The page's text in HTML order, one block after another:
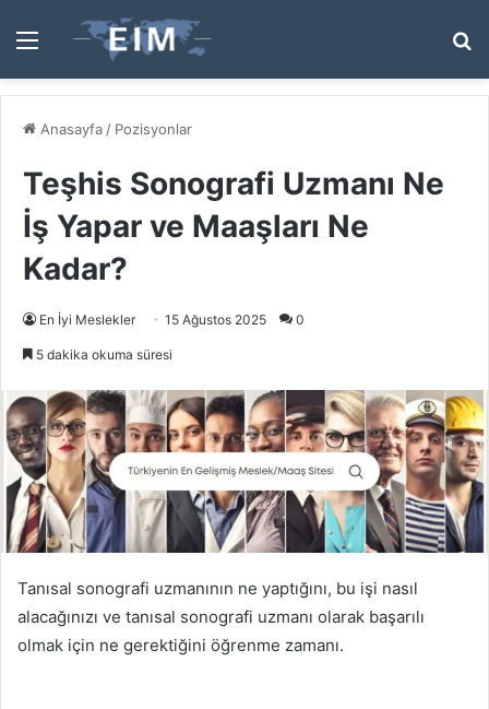
Menü
...
Anasayfa / Pozisyonlar
Teşhis Sonografi Uzmanı Ne
İş Yapar ve Maaşları Ne
Kadar?
En İyi Meslekler 15 Ağustos 2025 0
5 dakika okuma süresi
Tanısal sonografi uzmanının ne yaptığını, bu işi nasıl
alacağınızı ve tanısal sonografi uzmanı olarak başarılı
olmak için ne gerektiğini öğrenme zamanı.